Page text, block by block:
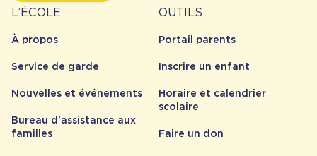
À
propos
L’ÉCOLE
À propos
Service de garde
Nouvelles et événements
Bureau d'assistance aux
familles
Outils
OUTILS
Portail parents
Inscrire un enfant
Horaire et calendrier
scolaire
Faire un don